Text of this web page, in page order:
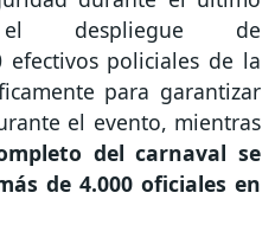
despliegue de
efectivos policiales de la
para garantizar
el evento, mientras
del carnaval se
de 4.000 oficiales en